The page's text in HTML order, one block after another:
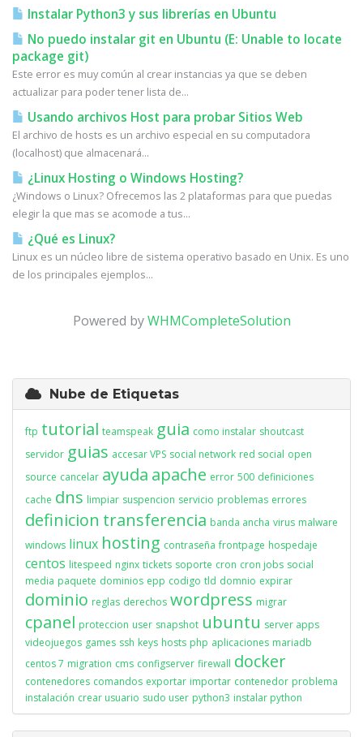
Instalar Python3 y sus librerías en Ubuntu
No puedo instalar git en Ubuntu (E: Unable to locate
package git)
Este error es muy común al crear instancias ya que se deben
actualizar para poder tener lista de...
Usando archivos Host para probar Sitios Web
El archivo de hosts es un archivo especial en su computadora
(localhost) que almacenará...
¿Linux Hosting o Windows Hosting?
¿Windows o Linux? Ofrecemos las 2 plataformas para que puedas
elegir la que mas se acomode a tus...
¿Qué es Linux?
Linux es un núcleo libre de sistema operativo basado en Unix. Es uno
de los principales ejemplos...
Powered byWHMCompleteSolution
Nube de Etiquetas
ftp tutorial teamspeak guia como instalar shoutcast
servidor guias accesar VPS social network red social open
source cancelar ayuda apache error 500 definiciones
cache dns limpiar suspencion servicio problemas errores
definicion transferencia banda ancha virus malware
windows linux hosting contraseña frontpage hospedaje
centos litespeed nginx tickets soporte cron cron jobs social
media paquete dominios epp codigo tld domnio expirar
dominio reglas derechos wordpress migrar
cpanel proteccion user snapshot ubuntu server apps
videojuegos games ssh keys hosts php aplicaciones mariadb
centos 7 migration cms configserver firewall docker
contenedores comandos exportar importar contenedor problema
instalación crear usuario sudo user python3 instalar python